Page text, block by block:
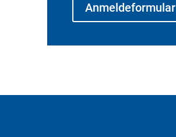
Anmeldeformular